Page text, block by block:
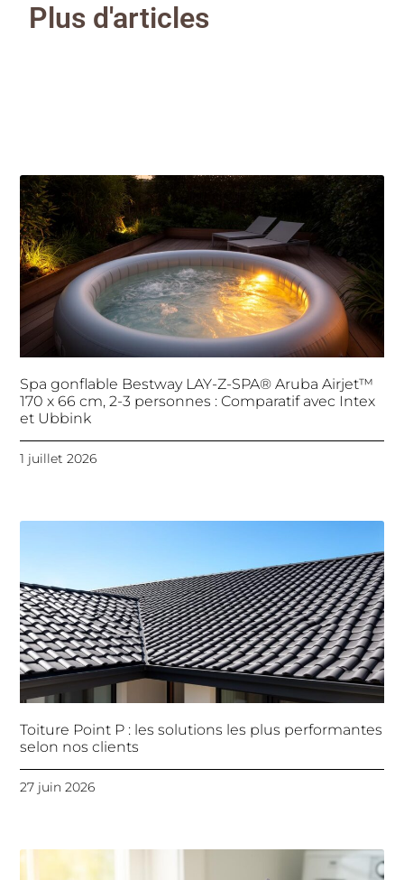
Plus d'articles
Spa gonflable Bestway LAY-Z-SPA® Aruba Airjet™
170 x 66 cm, 2-3 personnes : Comparatif avec Intex
et Ubbink
1 juillet 2026
Toiture Point P : les solutions les plus performantes
selon nos clients
27 juin 2026